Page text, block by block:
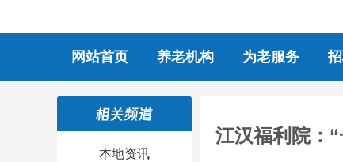
网站首页 养老机构 为老服务
本地资讯
江汉福利院：